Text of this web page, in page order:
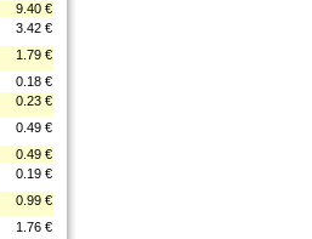
9.40 €
3.42 €
1.79 €
0.18 €
0.23 €
0.49 €
0.49 €
0.19 €
0.99 €
1.76 €